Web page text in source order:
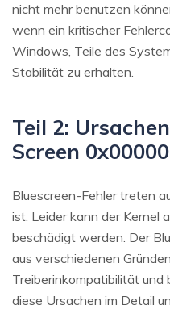
nicht mehr benutzen
wenn ein kritischer
Windows, Teile des
Stabilität zu erhalten.
Teil 2:
Screen
Bluescreen-Fehler treten
ist. Leider kann der Kernel
beschädigt werden. Der
aus verschiedenen
Treiberinkompatibilität
diese Ursachen im Detail